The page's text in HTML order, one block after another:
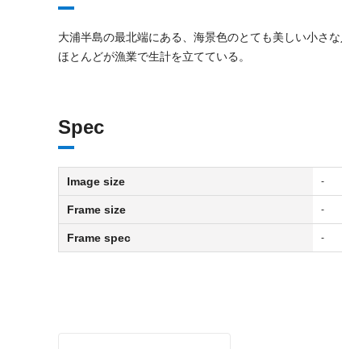
大浦半島の最北端にある、海景色のとても美しい小さ
ほとんどが漁業で生計を立てている。
Spec
Image size -
Frame size -
Frame spec -